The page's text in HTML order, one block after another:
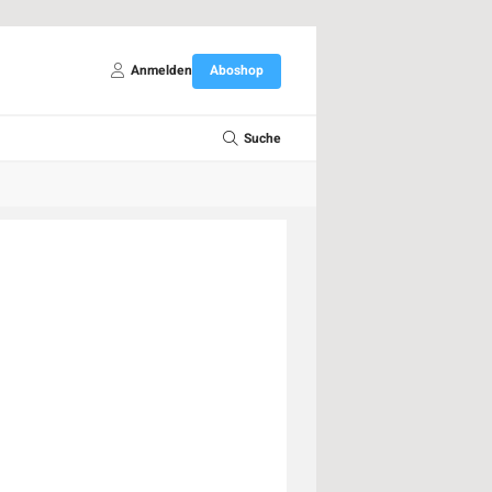
Anmelden Aboshop
Suche